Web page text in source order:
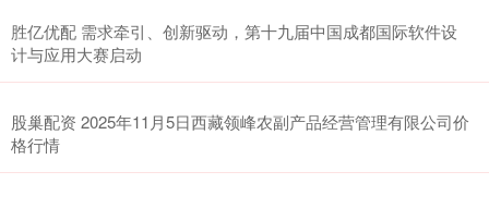
胜亿优配 需求牵引、创新驱动，第十九届中国成都国际软件设
计与应用大赛启动
股巢配资 2025年11月5日西藏领峰农副产品经营管理有限公司价
格行情